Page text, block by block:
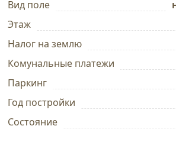
Вид поле
Этаж
Налог на землю
Комунальные платежи
Паркинг
Год постройки
Состояние